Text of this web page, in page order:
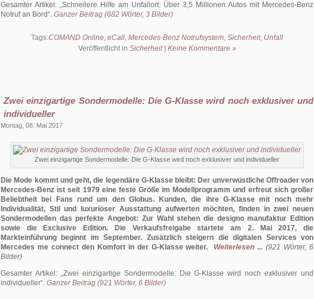
Gesamter Artikel:
Schnellere Hilfe am Unfallort: Über 3,5 Millionen Autos mit Mercedes-Benz
Notruf an Bord . Ganzer Beitrag (682 Wörter, 3 Bilder)
Tags:COMAND Online, eCall, Mercedes-Benz Notrufsystem, Sicherheit, Unfall
Veröffentlicht in Sicherheit| Keine Kommentare »
Zwei einzigartige Sondermodelle: Die G-Klasse wird noch exklusiver und
individueller
Montag, 08. Mai 2017
Zwei einzigartige Sondermodelle: Die G-Klasse wird noch exklusiver und individueller
Die Mode kommt und geht, die legendäre G-Klasse bleibt: Der unverwüstliche Offroader von
Mercedes-Benz ist seit 1979 eine feste Größe im Modellprogramm und erfreut sich großer
Beliebtheit bei Fans rund um den Globus. Kunden, die ihre G-Klasse mit noch mehr
Individualität, Stil und luxuriöser Ausstattung aufwerten möchten, finden in zwei neuen
Sondermodellen das perfekte Angebot: Zur Wahl stehen die designo manufaktur Edition
sowie die Exclusive Edition. Die Verkaufsfreigabe startete am 2. Mai 2017, die
Markteinführung beginnt im September. Zusätzlich steigern die digitalen Services von
Mercedes me connect den Komfort in der G-Klasse weiter.
Weiterlesen ... (921 Wörter, 6
Bilder)
Gesamter Artikel:
Zwei einzigartige Sondermodelle: Die G-Klasse wird noch exklusiver und
individueller . Ganzer Beitrag (921 Wörter, 6 Bilder)